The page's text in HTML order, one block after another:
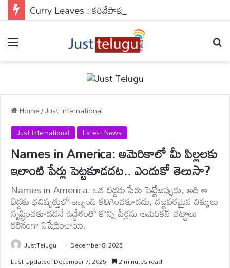
Home/Just International
Just International Latest News
Names in America: అమెరికాలో మీ పిల్లలకు
ఇలాంటి పేర్లు పెట్టకూడదట.. ఎందుకో తెలుసా?
Names in America: ఒక బిడ్డకు పేరు పెట్టేటప్పుడు, అది ఆ
బిడ్డకు భవిష్యత్తులో ఇబ్బంది కలిగించకూడదు, చట్టపరమైన చిక్కులు
సృష్టించకూడదనే ఉద్దేశంతో కొన్ని పేర్లను అమెరికన్ చట్టాలు
కఠినంగా నిషేధించాయి.
JustTelugu
December 8, 2025
Last Updated: December 7, 2025
2 minutes read